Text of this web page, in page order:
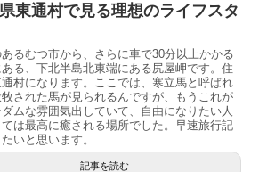
東通村で見る理想のライフスタ
るむつ市から、さらに車で30分以上かかる
る、下北半島北東端にある尻屋岬です。住
村になります。ここでは、寒立馬と呼ばれ
された馬が見られるんですが、もうこれが
ムな雰囲気出していて、自由になりたい人
は最高に癒される場所でした。早速旅行記
いと思います。
記事を読む